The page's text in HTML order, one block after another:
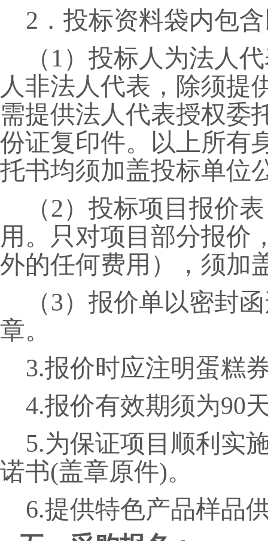
2．投标资料袋内包
（1）投标人为法人
人非法人代表，除须提
需提供法人代表授权委
份证复印件。以上所有
托书均须加盖投标单位
（2）投标项目报价
用。只对项目部分报价
外的任何费用），须加
（3）报价单以密封
章。
3.报价时应注明蛋糕
4.报价有效期须为90
5.为保证项目顺利实
诺书(盖章原件)。
6.提供特色产品样品